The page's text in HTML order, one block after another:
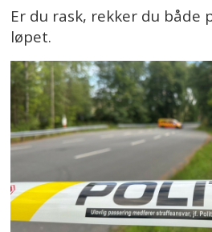
Er du rask, rekker du både
løpet.